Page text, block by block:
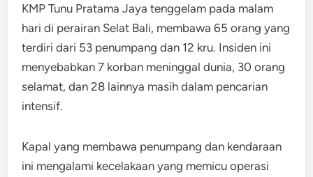
KMP Tunu Pratama Jaya tenggelam pada malam
hari di perairan Selat Bali, membawa 65 orang yang
terdiri dari 53 penumpang dan 12 kru. Insiden ini
menyebabkan 7 korban meninggal dunia, 30 orang
selamat, dan 28 lainnya masih dalam pencarian
intensif.
Kapal yang membawa penumpang dan kendaraan
ini mengalami kecelakaan yang memicu operasi